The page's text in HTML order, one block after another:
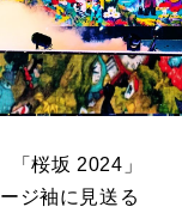
桜坂 2024」
ジ袖に見送る